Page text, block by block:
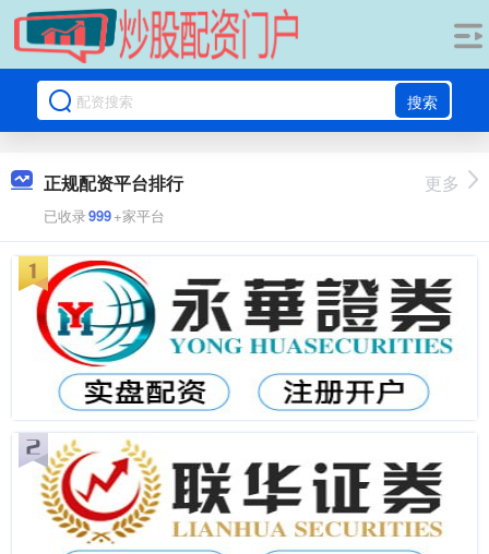
搜索
正规配资平台排行
已收录999+家平台
更多